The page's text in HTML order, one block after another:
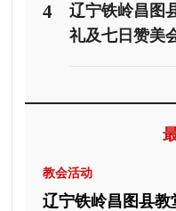
4
辽宁铁岭昌图
礼及七日赞美
教会活动
辽宁铁岭昌图县教